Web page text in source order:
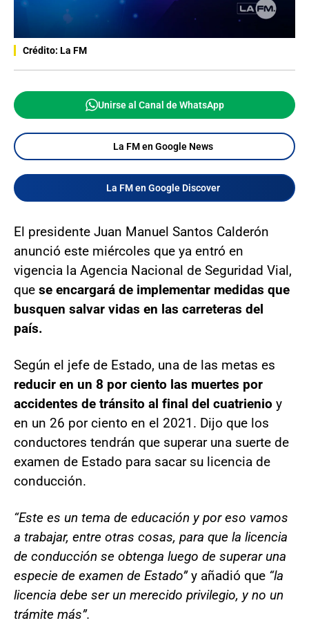
Crédito: La FM
Unirse al Canal de WhatsApp
La FM en Google News
La FM en Google Discover
El presidente Juan Manuel Santos Calderón
anunció este miércoles que ya entró en
vigencia la Agencia Nacional de Seguridad Vial,
que se encargará de implementar medidas que
busquen salvar vidas en las carreteras del
país.
Según el jefe de Estado, una de las metas es
reducir en un 8 por ciento las muertes por
accidentes de tránsito al final del cuatrienio y
en un 26 por ciento en el 2021. Dijo que los
conductores tendrán que superar una suerte de
examen de Estado para sacar su licencia de
conducción.
“Este es un tema de educación y por eso vamos
a trabajar, entre otras cosas, para que la licencia
de conducción se obtenga luego de superar una
especie de examen de Estado”y añadió que “la
licencia debe ser un merecido privilegio, y no un
trámite más”.